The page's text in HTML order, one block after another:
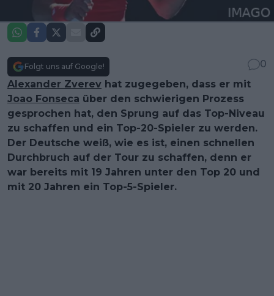
Folgt uns auf Google!
0
Alexander Zverev hat zugegeben, dass er mit
Joao Fonseca über den schwierigen Prozess
gesprochen hat, den Sprung auf das Top-Niveau
zu schaffen und ein Top-20-Spieler zu werden.
Der Deutsche weiß, wie es ist, einen schnellen
Durchbruch auf der Tour zu schaffen, denn er
war bereits mit 19 Jahren unter den Top 20 und
mit 20 Jahren ein Top-5-Spieler.